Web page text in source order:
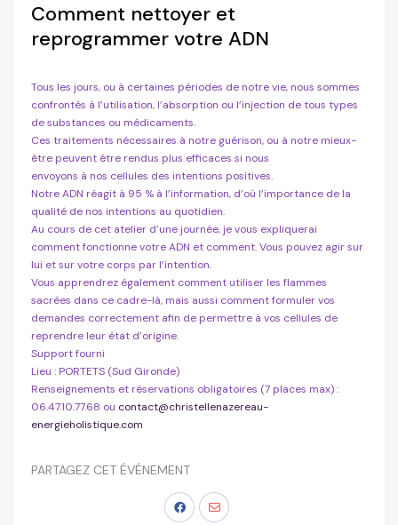
Comment nettoyer et
reprogrammer votre ADN
Tous les jours, ou à certaines périodes de notre vie, nous sommes
confrontés à l’utilisation, l’absorption ou l’injection de tous types
de substances ou médicaments.
Ces traitements nécessaires à notre guérison, ou à notre mieux-
être peuvent être rendus plus efficaces si nous
envoyons à nos cellules des intentions positives.
Notre ADN réagit à 95 % à l’information, d’où l’importance de la
qualité de nos intentions au quotidien.
Au cours de cet atelier d’une journée, je vous expliquerai
comment fonctionne votre ADN et comment. Vous pouvez agir sur
lui et sur votre corps par l’intention.
Vous apprendrez également comment utiliser les flammes
sacrées dans ce cadre-là, mais aussi comment formuler vos
demandes correctement afin de permettre à vos cellules de
reprendre leur état d’origine.
Support fourni
Lieu : PORTETS (Sud Gironde)
Renseignements et réservations obligatoires (7 places max) :
06.47.10.77.68 ou contact@christellenazereau-
energieholistique.com
PARTAGEZ CET ÉVÉNEMENT